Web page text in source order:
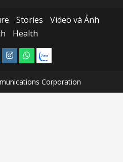
Stories
Video và Ảnh
Health
Instagram
What’sapp
Zalo